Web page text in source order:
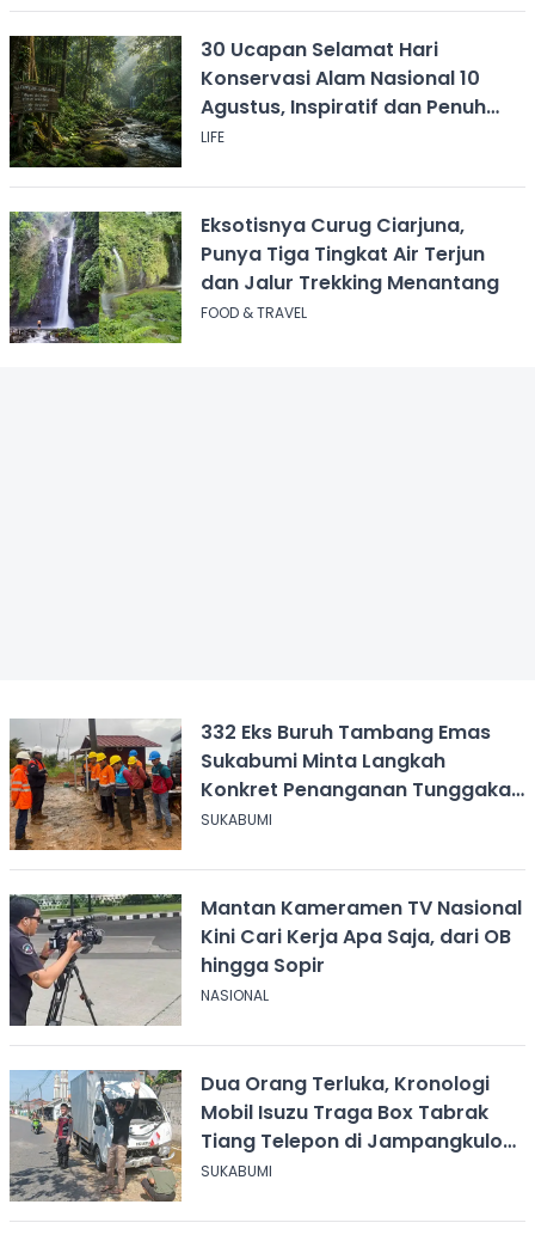
30 Ucapan Selamat Hari
Konservasi Alam Nasional 10
Agustus, Inspiratif dan Penuh
Pesan
LIFE
Eksotisnya Curug Ciarjuna,
Punya Tiga Tingkat Air Terjun
dan Jalur Trekking Menantang
FOOD & TRAVEL
332 Eks Buruh Tambang Emas
Sukabumi Minta Langkah
Konkret Penanganan Tunggakan
Gaji Rp8,4 Miliar
SUKABUMI
Mantan Kameramen TV Nasional
Kini Cari Kerja Apa Saja, dari OB
hingga Sopir
NASIONAL
Dua Orang Terluka, Kronologi
Mobil Isuzu Traga Box Tabrak
Tiang Telepon di Jampangkulon
Sukabumi
SUKABUMI